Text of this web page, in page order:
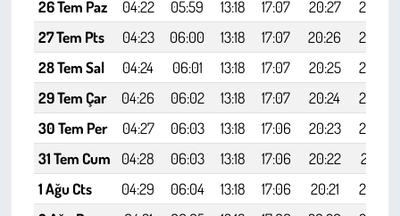
26 Tem Paz
04:22 05:59 13:18 17:07 20:27
21:57
27 Tem Pts
04:23 06:00 13:18 17:07 20:26
21:56
28 Tem Sal
04:24 06:01 13:18 17:07 20:25
21:55
29 Tem Çar
04:26 06:02 13:18 17:07 20:24
21:53
30 Tem Per
04:27 06:03 13:18 17:06 20:23
21:52
31 Tem Cum
04:28 06:03 13:18 17:06 20:22
21:51
1 Ağu Cts
04:29 06:04 13:18 17:06 20:21
21:50
Kent
Eğlence